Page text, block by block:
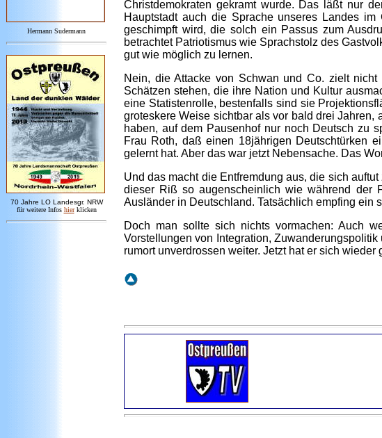
Hermann Sudermann
70 Jahre LO Landesgr. NRW
für weitere Infos hier klicken
Christdemokraten gekramt wurde. Das läßt nur
Hauptstadt auch die Sprache unseres Landes
geschimpft wird, die solch ein Passus zum
betrachtet Patriotismus wie Sprachstolz des
gut wie möglich zu lernen.
Nein, die Attacke von Schwan und Co. zielt
Schätzen stehen, die ihre Nation und Kultur
eine Statistenrolle, bestenfalls sind sie
groteskere Weise sichtbar als vor bald drei
haben, auf dem Pausenhof nur noch Deutsch zu
Frau Roth, daß einen 18jährigen Deutschtürken
gelernt hat. Aber das war jetzt Nebensache. Das
Und das macht die Entfremdung aus, die sich
dieser Riß so augenscheinlich wie während der
Ausländer in Deutschland. Tatsächlich empfing ein
Doch man sollte sich nichts vormachen: Auch
Vorstellungen von Integration,
rumort unverdrossen weiter. Jetzt hat er sich wieder